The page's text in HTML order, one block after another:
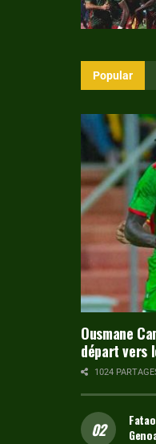
Popular
Ousmane
départ vers
1024